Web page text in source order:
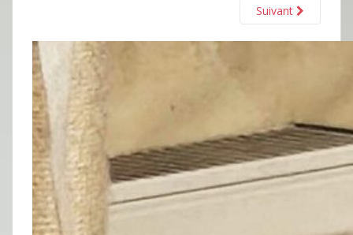
Suivant